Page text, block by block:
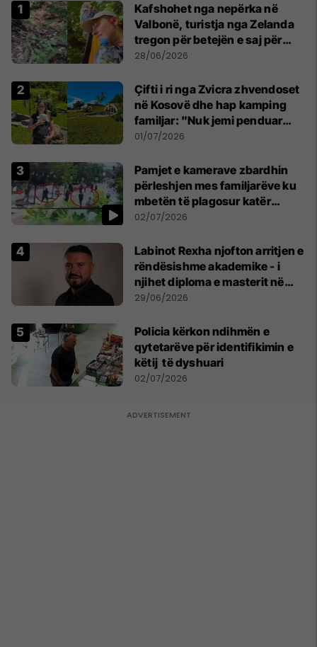
Kafshohet nga nepërka në
Valbonë, turistja nga Zelanda
tregon për betejën e saj për
mbijetesë
28/06/2026
Çifti i ri nga Zvicra zhvendoset
në Kosovë dhe hap kamping
familjar: "Nuk jemi penduar
asnjë ditë"
01/07/2026
Pamjet e kamerave zbardhin
përleshjen mes familjarëve ku
mbetën të plagosur katër
persona
02/07/2026
Labinot Rexha njofton arritjen e
rëndësishme akademike - i
njihet diploma e masterit në
Psikologji në Zvicër
29/06/2026
Policia kërkon ndihmën e
qytetarëve për identifikimin e
këtij të dyshuari
02/07/2026